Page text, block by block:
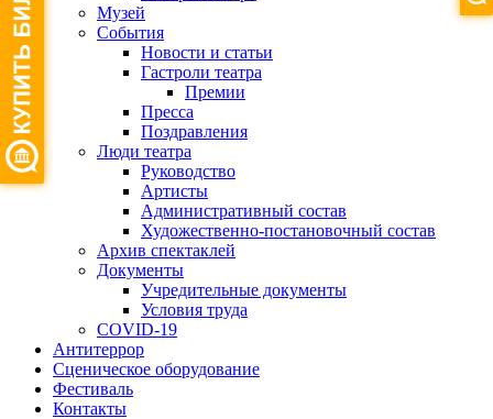
Музей
События
Новости и статьи
Гастроли театра
Премии
Пресса
Поздравления
Люди театра
Руководство
Артисты
Административный состав
Художественно-постановочный состав
Архив спектаклей
Документы
Учредительные документы
Условия труда
COVID-19
Антитеррор
Сценическое оборудование
Фестиваль
Контакты